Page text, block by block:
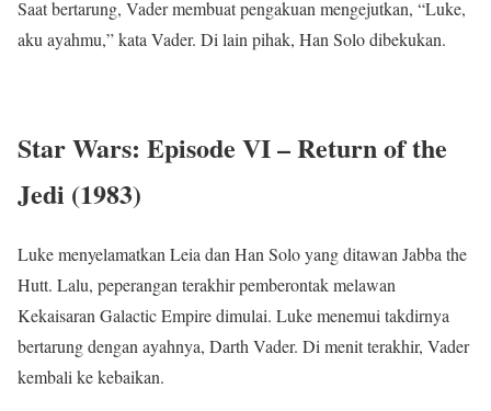
Saat bertarung, Vader membuat pengakuan mengejutkan, “Luke,
aku ayahmu,” kata Vader. Di lain pihak, Han Solo dibekukan.
Star Wars: Episode VI – Return of the
Jedi (1983)
Luke menyelamatkan Leia dan Han Solo yang ditawan Jabba the
Hutt. Lalu, peperangan terakhir pemberontak melawan
Kekaisaran Galactic Empire dimulai. Luke menemui takdirnya
bertarung dengan ayahnya, Darth Vader. Di menit terakhir, Vader
kembali ke kebaikan.